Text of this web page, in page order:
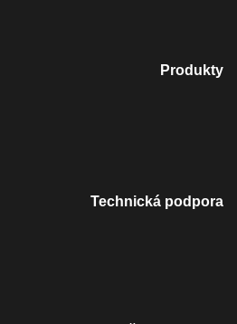
Produkty
Technická podpora